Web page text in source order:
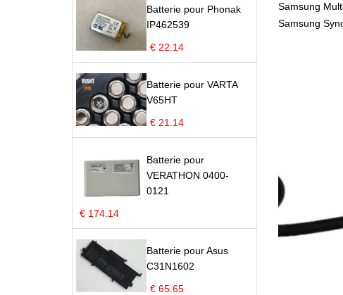
Batterie pour Phonak
IP462539
€ 22.14
Batterie pour VARTA
V65HT
€ 21.14
Batterie pour
VERATHON 0400-
0121
€ 174.14
Batterie pour Asus
C31N1602
€ 65.65
Samsung
Samsung